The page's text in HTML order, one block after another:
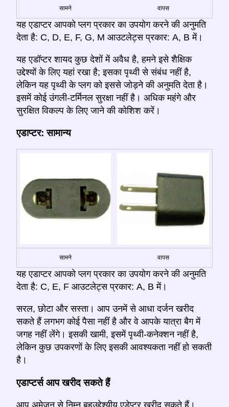
सामने वापस
यह एडाप्टर आपको प्लग प्रकार का उपयोग करने की अनुमति
देता है: C, D, E, F, G, M आउटलेट्स प्रकार: A, B में।
यह एडॉप्टर शायद कुछ देशों में अवैध है, हमने इसे शैक्षिक
उद्देश्यों के लिए यहां रखा है; इसका पृथ्वी से संबंध नहीं है,
लेकिन यह पृथ्वी के प्लग को इससे जोड़ने की अनुमति देता है।
इसमें कोई उंगली-टर्मिनल सुरक्षा नहीं है। अधिक महंगे और
सुरक्षित विकल्प के लिए जाने की कोशिश करें।
एडाप्टर: सामान्य
सामने वापस
यह एडाप्टर आपको प्लग प्रकार का उपयोग करने की अनुमति
देता है: C, E, F आउटलेट्स प्रकार: A, B में।
सरल, छोटा और सस्ता। आप उनमें से आधा दर्जन खरीद
सकते हैं लगभग कोई पैसा नहीं है और वे आपके यात्रा बैग में
जगह नहीं लेंगे। इसकी खामी, इसमें पृथ्वी-कनेक्शन नहीं है,
लेकिन कुछ उपकरणों के लिए इसकी आवश्यकता नहीं हो सकती
है।
एडाप्टर्स आप खरीद सकते हैं
आप अमेज़न से निम्न बहुउद्देश्यीय एडेप्टर खरीद सकते हैं।